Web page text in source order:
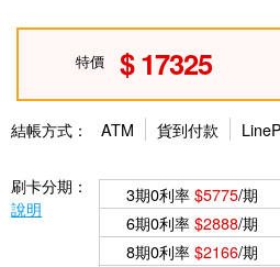
特價 17325
結帳方式： ATM 貨到付款
刷卡分期：
說明
3期0利率$5775/期
6期0利率$2888/期
8期0利率$2166/期